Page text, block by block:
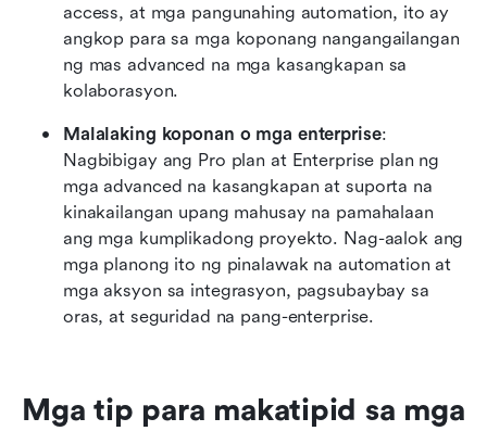
access, at mga pangunahing automation, ito ay
angkop para sa mga koponang nangangailangan
ng mas advanced na mga kasangkapan sa
kolaborasyon.
Malalaking koponan o mga enterprise:
Nagbibigay ang Pro plan at Enterprise plan ng
mga advanced na kasangkapan at suporta na
kinakailangan upang mahusay na pamahalaan
ang mga kumplikadong proyekto. Nag-aalok ang
mga planong ito ng pinalawak na automation at
mga aksyon sa integrasyon, pagsubaybay sa
oras, at seguridad na pang-enterprise.
Mga tip para makatipid sa mga